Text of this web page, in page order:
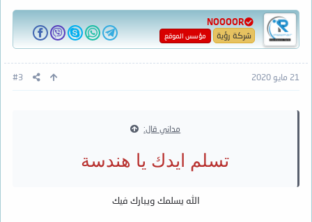
ع
ل
ا
ت
NOOOOR
شركة رؤية مؤسس الموقع
21 مايو 2020 #3
مداني قال:
تسلم ايدك يا هندسة
الله يسلمك ويبارك فيك